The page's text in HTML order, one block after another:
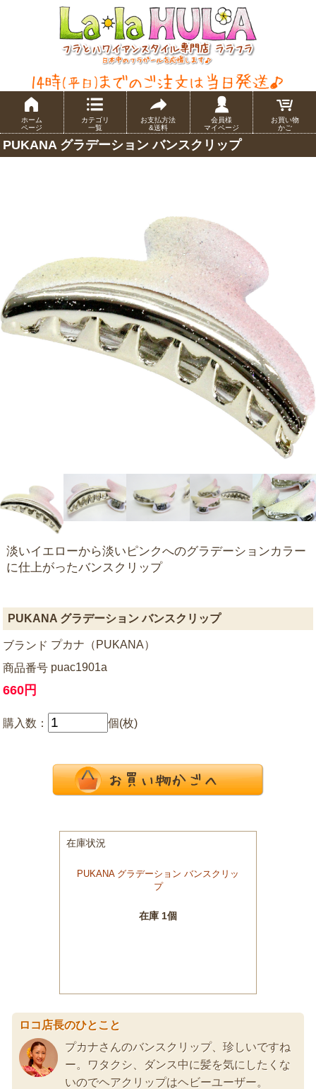
ホーム
ページ
カテゴリ
一覧
お支払方法
&送料
会員様
マイページ
お買い物
かご
PUKANA グラデーション バンスクリップ
淡いイエローから淡いピンクへのグラデーションカラー
に仕上がったバンスクリップ
PUKANA グラデーション バンスクリップ
ブランド プカナ（PUKANA）
商品番号 puac1901a
660円
購入数： 個(枚)
ロコ店長のひとこと
プカナさんのバンスクリップ、珍しいですね
ー。ワタクシ、ダンス中に髪を気にしたくな
いのでヘアクリップはヘビーユーザー。